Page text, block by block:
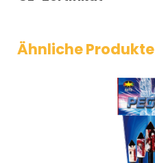
Ähnliche Produkte